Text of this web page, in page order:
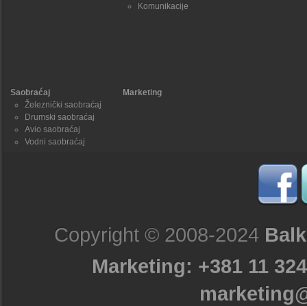
Komunikacije
Saobraćaj
Železnički saobraćaj
Drumski saobraćaj
Avio saobraćaj
Vodni saobraćaj
Marketing
Copyright © 2008-2024
Marketing: +381 11